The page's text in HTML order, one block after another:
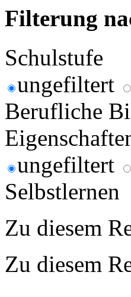
Filterung
Schulstufe
ungefiltert
Berufliche
ungefiltert
Selbstlernen
Zu diesem
Zu diesem